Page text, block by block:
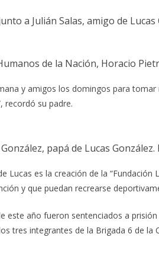
a Julián Salas, amigo de
de la Nación, Horacio
y amigos los domingos para
recordó su padre.
González, papá de Lucas
Lucas es la creación de la “Fundación
y que puedan recrearse
este año fueron sentenciados a prisión
tres integrantes de la Brigada 6 de la